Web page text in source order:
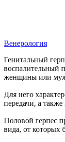
Венерология
Генитальный
воспалительный
женщины или
Для него
передачи, а
Половой герпес
вида, от которых